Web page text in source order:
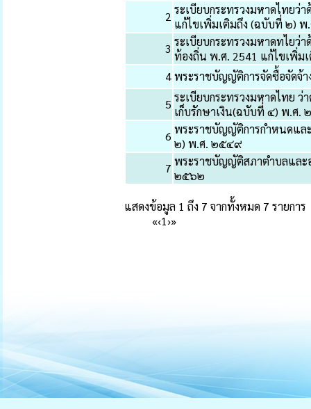
2 ระเบียบกระทรวงมหาดไทย
แก้ไขเพิ่มเติมถึง (ฉบับที่ ๒)
3 ระเบียบกระทรวงมหาดทไยว่
ท้องถิ่น พ.ศ. 2541 แก้ไขเพิ่ม
4พระราชบัญญัติการจัดซื้อจัดจ้
5 ระเบียบกระทรวงมหาดไทย ว่า
เก็บรักษาเงิน(ฉบับที่ ๔) พ.ศ.
6 พระราชบัญญัติการกำหนดแล
๒) พ.ศ. ๒๕๔๙
7 พระราชบัญญัติสภาตำบลและ
๒๕๖๒
แสดงข้อมูล 1 ถึง 7 จากทั้งหมด 7 รายการ
«‹1›»